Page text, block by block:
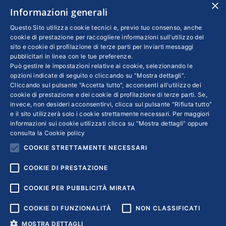
INFO LEGALI
Colophon editoriali
Disclaimer
Privacy
Coordinate Bancarie
×
Informazioni generali
Questo Sito utilizza cookie tecnici e, previo tuo consenso, anche
cookie di prestazione per raccogliere informazioni sull’utilizzo del
sito e cookie di profilazione di terze parti per inviarti messaggi
pubblicitari in linea con le tue preferenze.
Può gestire le impostazioni relative ai cookie, selezionando le
opzioni indicate di seguito o cliccando su “Mostra dettagli”.
Cliccando sul pulsante "Accetta tutto", acconsenti all'utilizzo dei
cookie di prestazione e dei cookie di profilazione di terze parti. Se,
invece, non desideri acconsentirvi, clicca sul pulsante “Rifiuta tutto”
e il sito utilizzerà solo i cookie strettamente necessari. Per maggiori
informazioni sui cookie utilizzati clicca su “Mostra dettagli” oppure
consulta la Cookie policy
COOKIE STRETTAMENTE NECESSARI
COOKIE DI PRESTAZIONE
COOKIE PER PUBBLICITÀ MIRATA
COOKIE DI FUNZIONALITÀ NON CLASSIFICATI
MOSTRA DETTAGLI